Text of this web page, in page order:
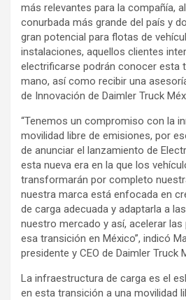
más relevantes para la compañía,
conurbada más grande del país y
gran potencial para flotas de
instalaciones, aquellos clientes
electrificarse podrán conocer esta
mano, así como recibir una
de Innovación de Daimler Truck
“Tenemos un compromiso con la
movilidad libre de emisiones, por
de anunciar el lanzamiento de
esta nueva era en la que los
transformarán por completo
nuestra marca está enfocada en
de carga adecuada y adaptarla a
nuestro mercado y así, acelerar las
esa transición en México”, indicó
presidente y CEO de Daimler Truck
La infraestructura de carga es el
en esta transición a una movilidad